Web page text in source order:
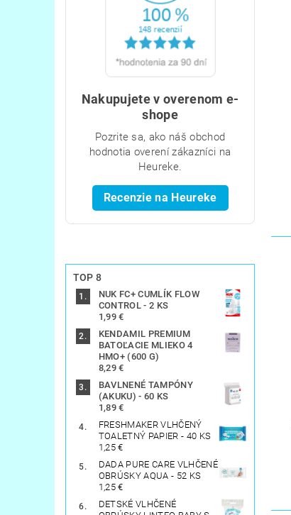
Nakupujete v overenom e-
shope
Pozrite sa, ako náš obchod
hodnotia overení zákazníci na
Heureke.
Recenzie na Heureke
TOP 8
NUK FC+ CUMLÍK FLOW
CONTROL - 2 KS
1,99 €
KENDAMIL PREMIUM
BATOĽACIE MLIEKO 4
HMO+ (600 G)
8,29 €
BAVLNENÉ TAMPÓNY
(AKUKU) - 60 KS
1,89 €
FRESHMAKER VLHČENÝ
TOALETNÝ PAPIER - 40 KS
1,25 €
DADA PURE CARE VLHČENÉ
OBRÚSKY AQUA - 52 KS
1,25 €
DETSKÉ VLHČENÉ